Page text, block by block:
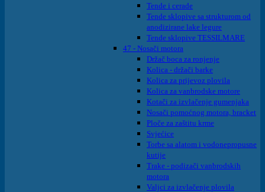
Tende i cerade
Tende sklopive sa strukturom od
anodizirane lake legure
Tende sklopive TESSILMARE
47 - Nosači motora
Držač boca za ronjenje
Kolica - držači barke
Kolica za prijevoz plovila
Kolica za vanbrodske motore
Kotači za izvlačenje gumenjaka
Nosači pomoćnog motora, bracket
Ploče za zaštitu krme
Svjećice
Torbe sa alatom i vodonepropusne
kutije
Trake - podizači vanbrodskih
motora
Valjci za izvlačenje plovila